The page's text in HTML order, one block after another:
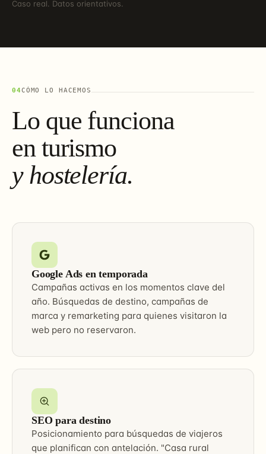
Caso real. Datos orientativos.
04CÓMO LO HACEMOS
Lo que funciona
en turismo
y hostelería.
Google Ads en temporada
Campañas activas en los momentos clave del
año. Búsquedas de destino, campañas de
marca y remarketing para quienes visitaron la
web pero no reservaron.
SEO para destino
Posicionamiento para búsquedas de viajeros
que planifican con antelación. "Casa rural